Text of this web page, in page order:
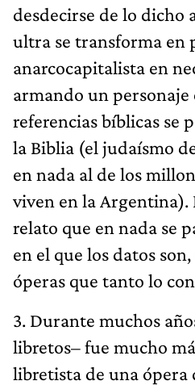
desdecirse de lo dicho
ultra se transforma en
anarcocapitalista en
armando un personaje
referencias bíblicas se
la Biblia (el judaísmo
en nada al de los
viven en la Argentina).
relato que en nada se
en el que los datos
óperas que tanto lo
3. Durante muchos
libretos– fue mucho
libretista de una ópera